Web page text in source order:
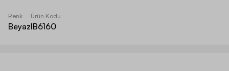
Renk
Beyaz
Ürün Kodu
IB6160